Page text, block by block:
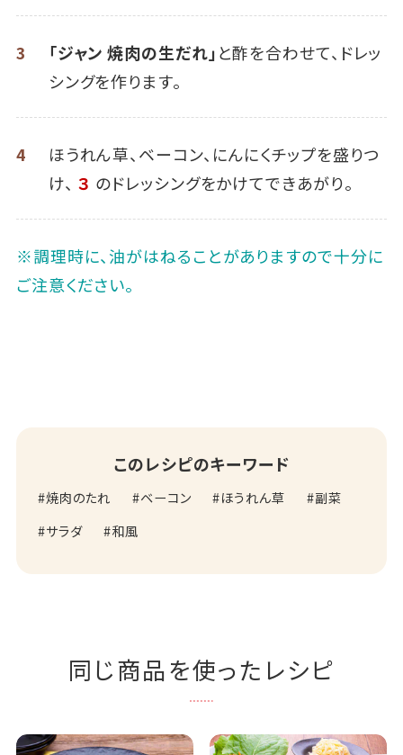
3 「ジャン 焼肉の生だれ」と酢を合わせて、ドレッ
シングを作ります。
4
ほうれん草、ベーコン、にんにくチップを盛りつ
け、 ３ のドレッシングをかけてできあがり。
※調理時に、油がはねることがありますので十分に
ご注意ください。
このレシピのキーワード
焼肉のたれ ベーコン ほうれん草
副菜
サラダ
和風
同じ商品を使ったレシピ